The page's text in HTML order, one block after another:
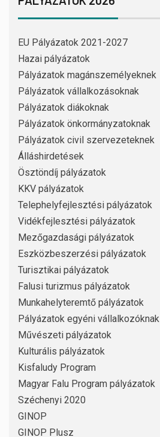
EU Pályázatok 2021-2027
Hazai pályázatok
Pályázatok magánszemélyeknek
Pályázatok vállalkozásoknak
Pályázatok diákoknak
Pályázatok önkormányzatoknak
Pályázatok civil szervezeteknek
Álláshirdetések
Ösztöndíj pályázatok
KKV pályázatok
Telephelyfejlesztési pályázatok
Vidékfejlesztési pályázatok
Mezőgazdasági pályázatok
Eszközbeszerzési pályázatok
Turisztikai pályázatok
Falusi turizmus pályázatok
Munkahelyteremtő pályázatok
Pályázatok egyéni vállalkozóknak
Művészeti pályázatok
Kulturális pályázatok
Kisfaludy Program
Magyar Falu Program pályázatok
Széchenyi 2020
GINOP
GINOP Plusz